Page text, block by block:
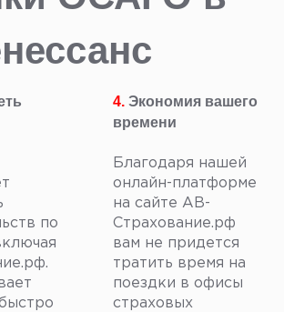
по
4. Экономия вашего
времени
Благодаря нашей
онлайн-платформе
на сайте АВ-
Страхование.рф
вам не придется
тратить время на
поездки в офисы
страховых